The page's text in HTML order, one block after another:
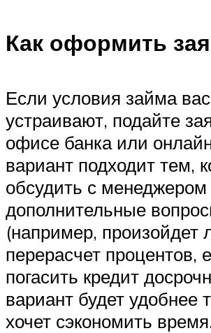
Как оформить
Если условия займа вас
устраивают, подайте
офисе банка или
вариант подходит тем,
обсудить с менеджером
дополнительные
(например, произойдет
перерасчет процентов,
погасить кредит
вариант будет удобнее
хочет сэкономить